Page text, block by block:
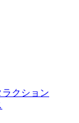
クション